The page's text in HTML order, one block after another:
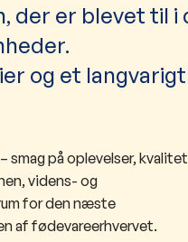
der er blevet til i
og et langvarigt
smag på oplevelser,
videns- og
for den næste
af fødevareerhvervet.